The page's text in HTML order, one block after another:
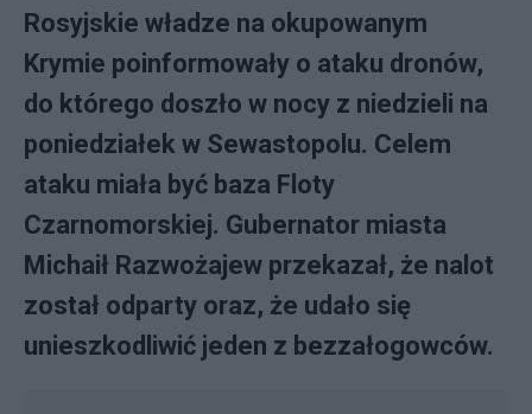
Rosyjskie władze na okupowanym
Krymie poinformowały o ataku dronów,
do którego doszło w nocy z niedzieli na
poniedziałek w Sewastopolu. Celem
ataku miała być baza Floty
Czarnomorskiej. Gubernator miasta
Michaił Razwożajew przekazał, że nalot
został odparty oraz, że udało się
unieszkodliwić jeden z bezzałogowców.